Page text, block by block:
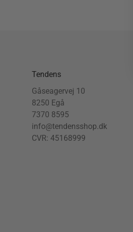
Tendens
Gåseagervej 10
8250 Egå
7370 8595
info@tendensshop.dk
CVR: 45168999